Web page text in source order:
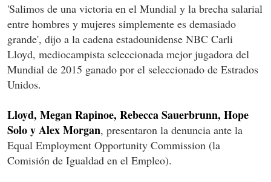
'Salimos de una victoria en el Mundial y la brecha salarial
entre hombres y mujeres simplemente es demasiado
grande', dijo a la cadena estadounidense NBC Carli
Lloyd, mediocampista seleccionada mejor jugadora del
Mundial de 2015 ganado por el seleccionado de Estrados
Unidos.
Lloyd, Megan Rapinoe, Rebecca Sauerbrunn, Hope
Solo y Alex Morgan, presentaron la denuncia ante la
Equal Employment Opportunity Commission (la
Comisión de Igualdad en el Empleo).